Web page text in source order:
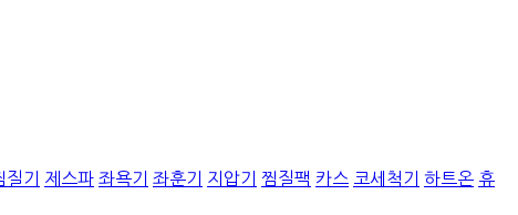
기 제스파 좌욕기 좌훈기 지압기 찜질팩 카스 코세척기 하트온 휴